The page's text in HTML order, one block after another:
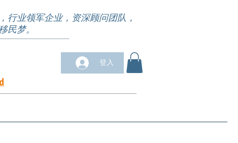
行业领军企业，资深顾问团队，
民梦。
登入